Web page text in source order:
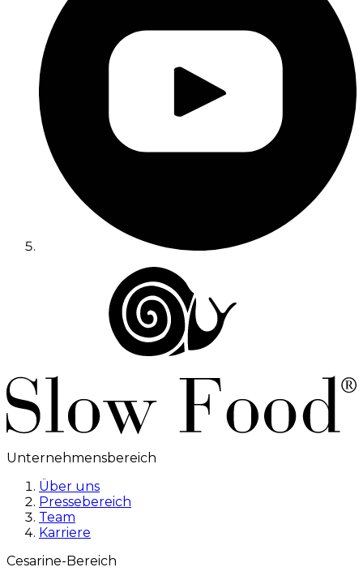
Unternehmensbereich
Über uns
Pressebereich
Team
Karriere
Cesarine-Bereich